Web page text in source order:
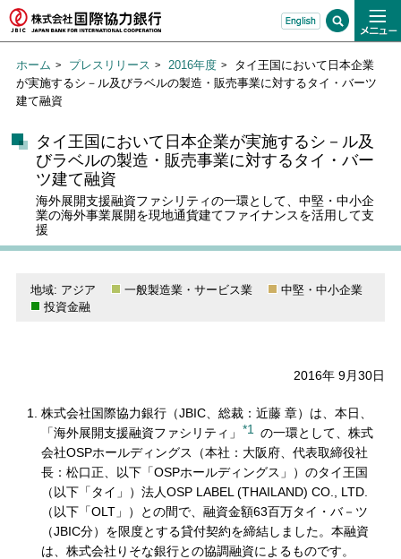
ホーム プレスリリース 2016年度
タイ王国において日本企業
が実施するシ－ル及びラベルの製造・販売事業に対するタイ・バーツ
建て融資
タイ王国において日本企業が実施するシ－ル及
びラベルの製造・販売事業に対するタイ・バー
ツ建て融資
海外展開支援融資ファシリティの一環として、中堅・中小企
業の海外事業展開を現地通貨建てファイナンスを活用して支
援
地域: アジア 一般製造業・サービス業
中堅・中小企業
投資金融
2016年 9月30日
株式会社国際協力銀行（JBIC、総裁：近藤 章）は、本日、
「海外展開支援融資ファシリティ」 *1
の一環として、株式
会社OSPホールディングス（本社：大阪府、代表取締役社
長：松口正、以下「OSPホールディングス」）のタイ王国
（以下「タイ」）法人OSP LABEL (THAILAND) CO., LTD.
（以下「OLT」）との間で、融資金額63百万タイ・バ－ツ
（JBIC分）を限度とする貸付契約を締結しました。本融資
は、株式会社りそな銀行との協調融資によるものです。